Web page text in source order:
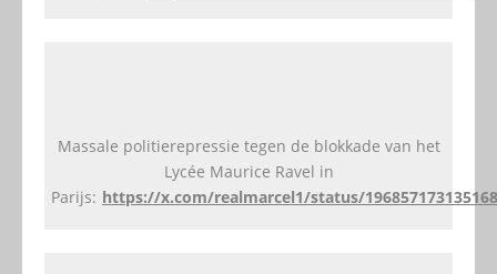
Massale politierepressie tegen de blokkade van het
Lycée Maurice Ravel in
Parijs: https://x.com/realmarcel1/status/